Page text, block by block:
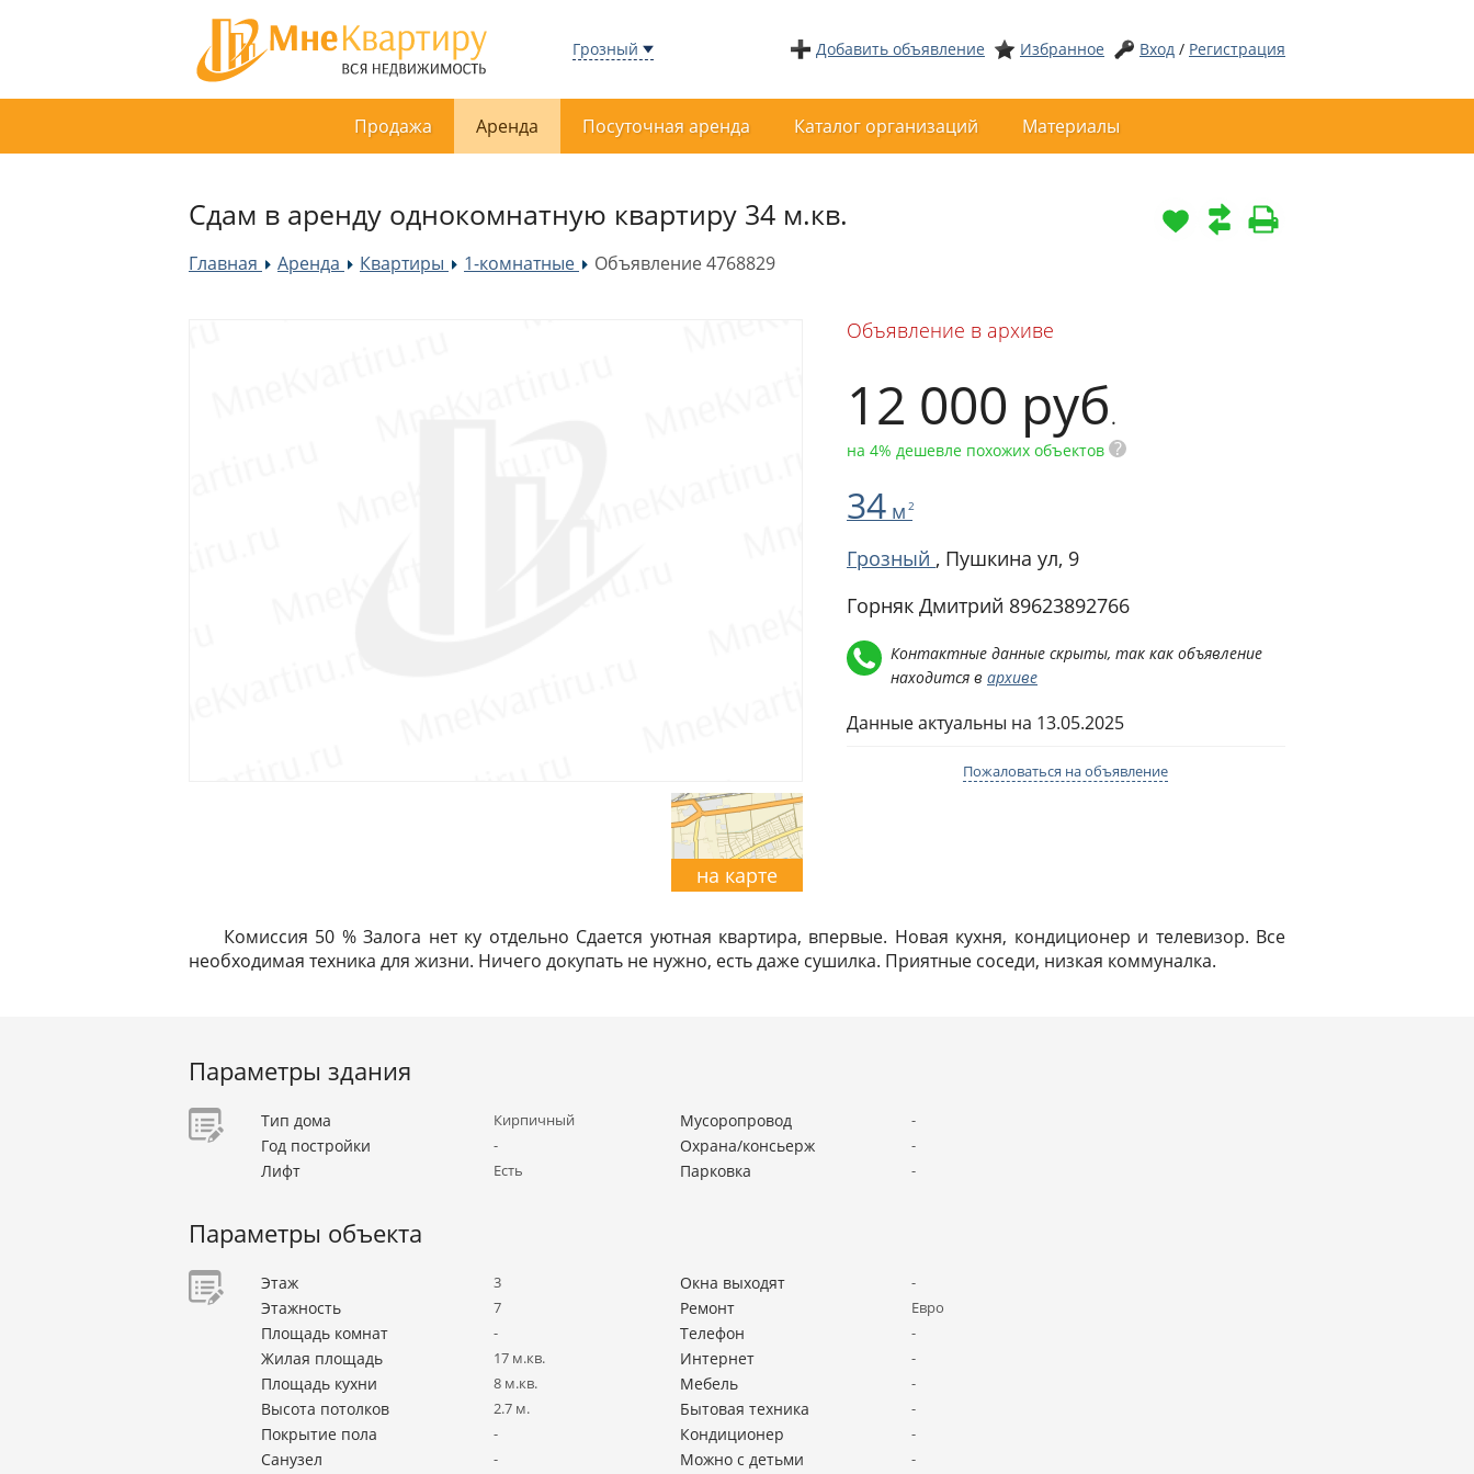
Грозный Добавить объявление Избранное Вход / Регистрация
Продажа Аренда Посуточная аренда Каталог организаций Материалы
Сдам в аренду однокомнатную квартиру 34 м.кв.
Главная »
Аренда »Квартиры »1-комнатные »Объявление 4768829
на карте
Объявление в архиве
12 000 руб.
на 4% дешевле похожих объектов ?
34 м 2
Грозный , Пушкина ул, 9
Горняк Дмитрий 89623892766
Контактные данные скрыты, так как объявление
находится в архиве
Данные актуальны на 13.05.2025
Пожаловаться на объявление
Комиссия 50 % Залога нет ку отдельно Сдается уютная квартира, впервые. Новая кухня, кондиционер и телевизор. Все
необходимая техника для жизни. Ничего докупать не нужно, есть даже сушилка. Приятные соседи, низкая коммуналка.
Параметры здания
Тип дома Кирпичный
Год постройки -
Лифт Есть
Мусоропровод -
Охрана/консьерж -
Парковка -
Параметры объекта
Этаж 3
Этажность 7
Площадь комнат -
Жилая площадь 17 м.кв.
Площадь кухни 8 м.кв.
Высота потолков 2.7 м.
Покрытие пола -
Санузел -
Окна выходят -
Ремонт Евро
Телефон -
Интернет -
Мебель -
Бытовая техника -
Кондиционер -
Можно с детьми -